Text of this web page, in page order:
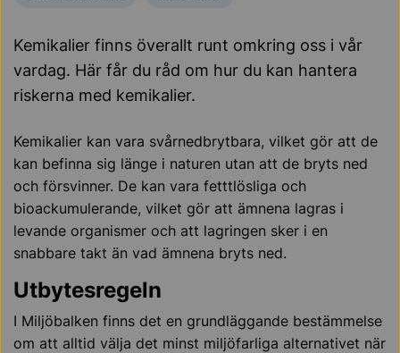
Kemikalier finns överallt runt omkring oss i vår
vardag. Här får du råd om hur du kan hantera
riskerna med kemikalier.
Kemikalier kan vara svårnedbrytbara, vilket gör att de
kan befinna sig länge i naturen utan att de bryts ned
och försvinner. De kan vara fetttlösliga och
bioackumulerande, vilket gör att ämnena lagras i
levande organismer och att lagringen sker i en
snabbare takt än vad ämnena bryts ned.
Utbytesregeln
I Miljöbalken finns det en grundläggande bestämmelse
om att alltid välja det minst miljöfarliga alternativet när